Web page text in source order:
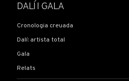
DALÍ I GALA
Cronologia creuada
Dalí: artista total
Gala
Relats